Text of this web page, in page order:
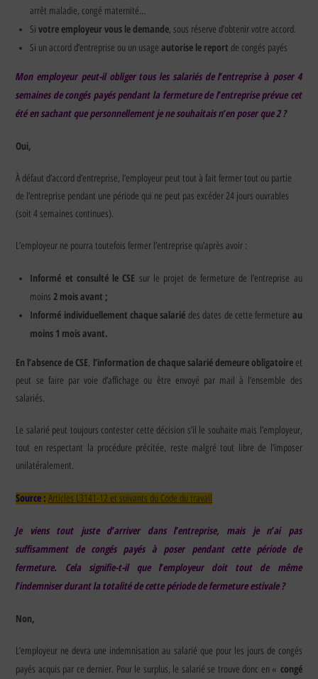
arrêt maladie, congé maternité…
Sivotre employeur vous le demande, sous réserve d’obtenir votre accord.
Si un accord d’entreprise ou un usageautorise le report de congés payés
Mon employeur peut-il obliger tous les salariés de l’entreprise à poser 4
semaines de congés payés pendant la fermeture de l’entreprise prévue cet
été en sachant que personnellement je ne souhaitais n’en poser que 2 ?
Oui,
À défaut d’accord d’entreprise, l’employeur peut tout à fait fermer tout ou partie
de l’entreprise pendant une période qui ne peut pas excéder 24 jours ouvrables
(soit 4 semaines continues).
L’employeur ne pourra toutefois fermer l’entreprise qu’après avoir :
Informé et consulté le CSE sur le projet de fermeture de l’entreprise au
moins2 mois avant ;
Informé individuellement chaque salarié des dates de cette fermeture au
moins 1 mois avant.
En l’absence de CSE, l’information de chaque salarié demeure obligatoireet
peut se faire par voie d’affichage ou être envoyé par mail à l’ensemble des
salariés.
Le salarié peut toujours contester cette décision s’il le souhaite mais l’employeur,
tout en respectant la procédure précitée, reste malgré tout libre de l’imposer
unilatéralement.
Source :Articles L3141-12 et suivants du Code du travail
Je viens tout juste d’arriver dans l’entreprise, mais je n’ai pas
suffisamment de congés payés à poser pendant cette période de
fermeture. Cela signifie-t-il que l’employeur doit tout de même
l’indemniser durant la totalité de cette période de fermeture estivale ?
Non,
L’employeur ne devra une indemnisation au salarié que pour les jours de congés
payés acquis par ce dernier. Pour le surplus, le salarié se trouve donc en « congé